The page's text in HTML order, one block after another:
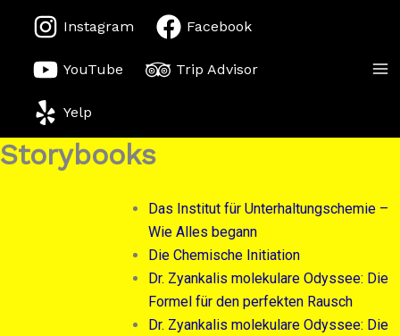
Inhalt
springen
Instagram Facebook
YouTube Trip Advisor
Yelp
Storybooks
Das Institut für Unterhaltungschemie –
Wie Alles begann
Die Chemische Initiation
Dr. Zyankalis molekulare Odyssee: Die
Formel für den perfekten Rausch
Dr. Zyankalis molekulare Odyssee: Die